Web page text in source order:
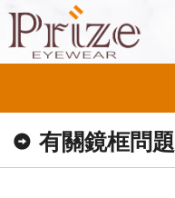
有關鏡框問題